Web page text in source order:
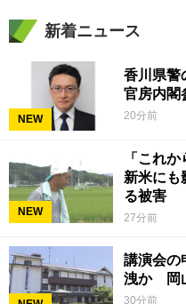
新着ニュース
NEW
香川県
官房内閣
20分前
NEW
「これ
新米に
る被害
27分前
講演会の
洩か 岡
30分前